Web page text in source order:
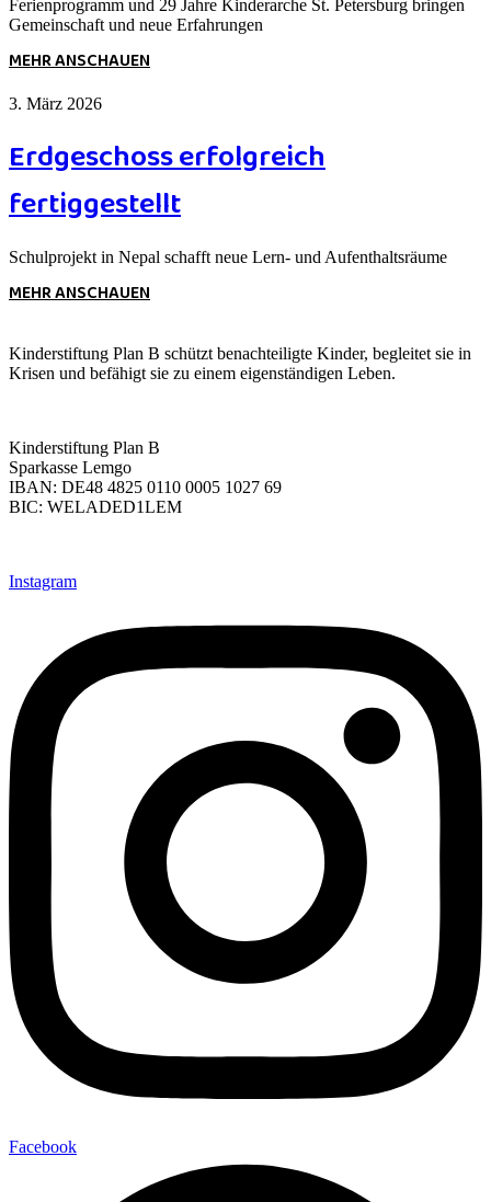
Ferienprogramm und 29 Jahre Kinderarche St. Petersburg bringen
Gemeinschaft und neue Erfahrungen
MEHR ANSCHAUEN
3. März 2026
Erdgeschoss erfolgreich
fertiggestellt
Schulprojekt in Nepal schafft neue Lern- und Aufenthaltsräume
MEHR ANSCHAUEN
Kinderstiftung Plan B schützt benachteiligte Kinder, begleitet sie in
Krisen und befähigt sie zu einem eigenständigen Leben.
Kinderstiftung Plan B
Sparkasse Lemgo
IBAN: DE48 4825 0110 0005 1027 69
BIC: WELADED1LEM
Instagram
Facebook